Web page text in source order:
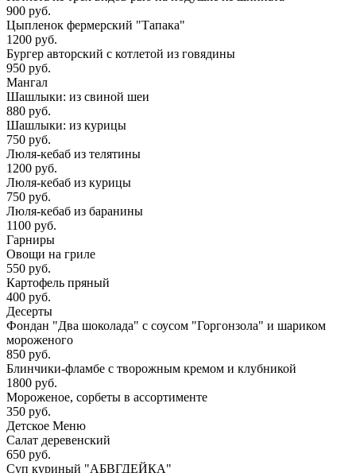
900 руб.
Цыпленок фермерский "Тапака"
1200 руб.
Бургер авторский с котлетой из говядины
950 руб.
Мангал
Шашлыки: из свиной шеи
880 руб.
Шашлыки: из курицы
750 руб.
Люля-кебаб из телятины
1200 руб.
Люля-кебаб из курицы
750 руб.
Люля-кебаб из баранины
1100 руб.
Гарниры
Овощи на гриле
550 руб.
Картофель пряный
400 руб.
Десерты
Фондан "Два шоколада" с соусом "Горгонзола" и шариком
мороженого
850 руб.
Блинчики-фламбе с творожным кремом и клубникой
1800 руб.
Мороженое, сорбеты в ассортименте
350 руб.
Детское Меню
Салат деревенский
650 руб.
Суп куриный "АБВГДЕЙКА"